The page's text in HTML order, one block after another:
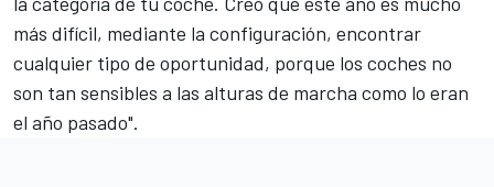
más difícil, mediante la configuración, encontrar
cualquier tipo de oportunidad, porque los coches no
son tan sensibles a las alturas de marcha como lo eran
el año pasado".